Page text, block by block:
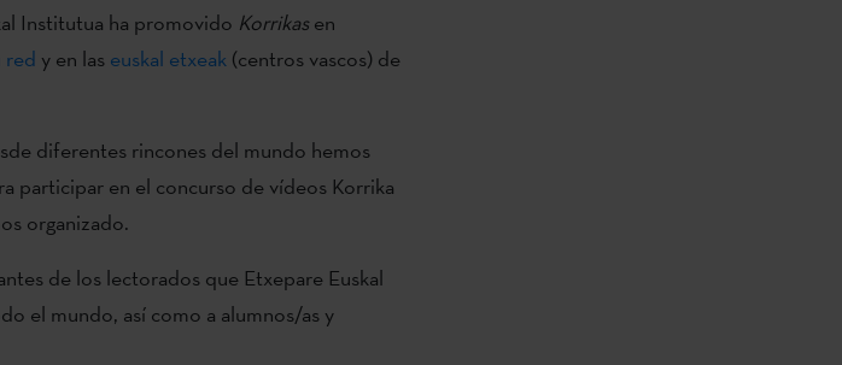
Institutua ha promovido Korrikasen
red y en las euskal etxeak (centros vascos) de
diferentes rincones del mundo hemos
participar en el concurso de vídeos Korrika
organizado.
de los lectorados que Etxepare Euskal
el mundo, así como a alumnos/as y